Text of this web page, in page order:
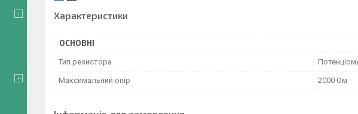
Характеристики
ОСНОВНІ
Тип резистора
Максимальний опір 2000 Ом